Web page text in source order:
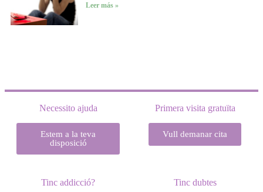
Leer más »
Necessito ajuda
Estem a la teva
disposició
Primera visita gratuïta
Vull demanar cita
Tinc addicció? Tinc dubtes